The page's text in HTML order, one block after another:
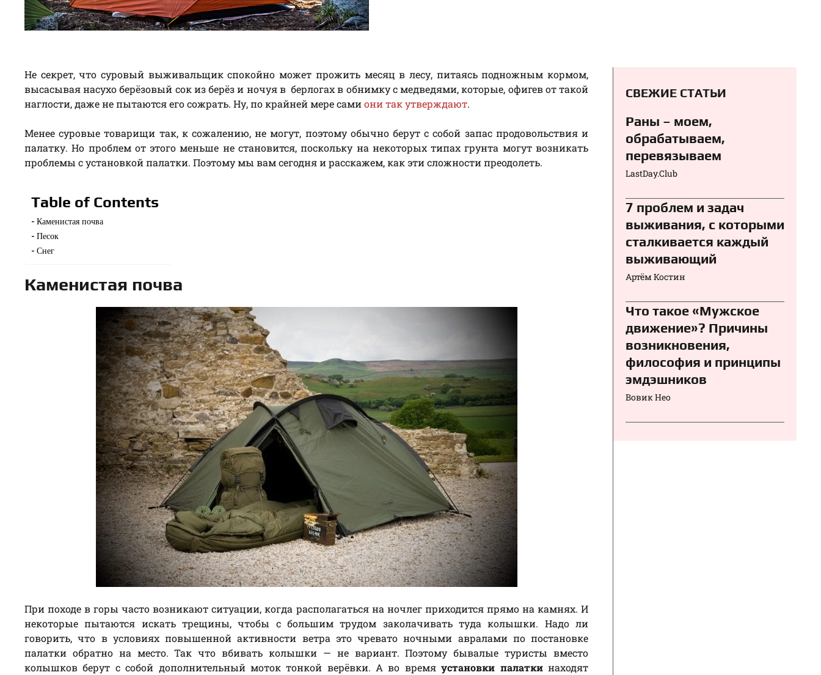
Не секрет, что суровый выживальщик спокойно может прожить месяц в лесу, питаясь подножным кормом,
высасывая насухо берёзовый сок из берёз и ночуя в берлогах в обнимку с медведями, которые, офигев от такой
наглости, даже не пытаются его сожрать. Ну, по крайней мере самиони так утверждают.
Менее суровые товарищи так, к сожалению, не могут, поэтому обычно берут с собой запас продовольствия и
палатку. Но проблем от этого меньше не становится, поскольку на некоторых типах грунта могут возникать
проблемы с установкой палатки. Поэтому мы вам сегодня и расскажем, как эти сложности преодолеть.
Table of Contents
Каменистая почва
Песок
Снег
Каменистая почва
При походе в горы часто возникают ситуации, когда располагаться на ночлег приходится прямо на камнях. И
некоторые пытаются искать трещины, чтобы с большим трудом заколачивать туда колышки. Надо ли
говорить, что в условиях повышенной активности ветра это чревато ночными авралами по постановке
палатки обратно на место. Так что вбивать колышки — не вариант. Поэтому бывалые туристы вместо
колышков берут с собой дополнительный моток тонкой верёвки. А во времяустановки палаткинаходят
СВЕЖИЕ СТАТЬИ
Раны – моем,
обрабатываем,
перевязываем⁠⁠
LastDay.Club
7 проблем и задач
выживания, с которыми
сталкивается каждый
выживающий
Артём Костин
Что такое «Мужское
движение»? Причины
возникновения,
философия и принципы
эмдэшников
Вовик Нео